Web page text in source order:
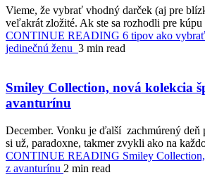
Vieme, že vybrať vhodný darček (aj pre
veľakrát zložité. Ak ste sa rozhodli pre
CONTINUE READING 6 tipov ako
jedinečnú ženu 3 min read
Smiley Collection, nová kolekcia
avanturínu
December. Vonku je ďalší zachmúrený deň
si už, paradoxne, takmer zvykli ako na
CONTINUE READING Smiley
z avanturínu 2 min read